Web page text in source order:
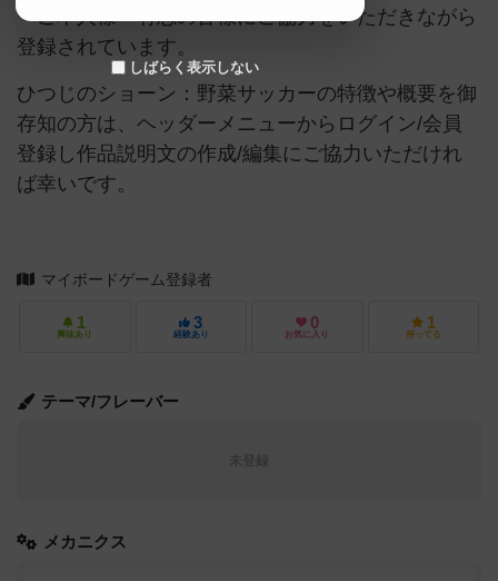
ーご本人様・有志の皆様にご協力をいただきながら
登録されています。
ひつじのショーン：野菜サッカーの特徴や概要を御
存知の方は、ヘッダーメニューからログイン/会員
登録し作品説明文の作成/編集にご協力いただけれ
ば幸いです。
マイボードゲーム登録者
1
興味あり
3
経験あり
0
お気に入り
1
持ってる
テーマ/フレーバー
メカニクス
しばらく表示しない